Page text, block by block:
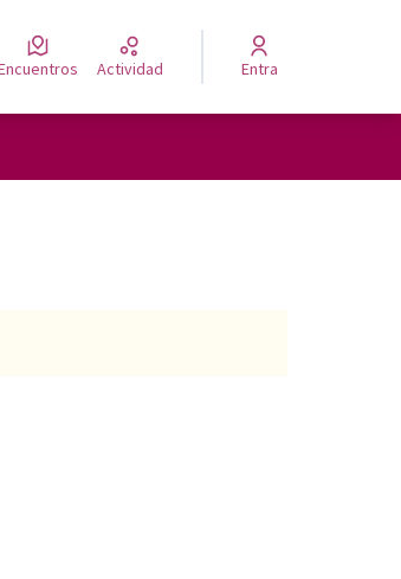
Encuentros Actividad Entra